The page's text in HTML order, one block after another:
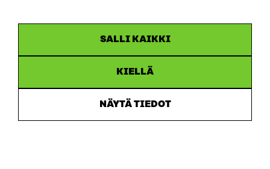
SALLI KAIKKI
KIELLÄ
NÄYTÄ TIEDOT
Läs mer
Medborgarnas synpunkter på arbetsrelaterad
invandring samlas in i en omfattning utan like som
stöd för beslutsfattandet
1.7.2026